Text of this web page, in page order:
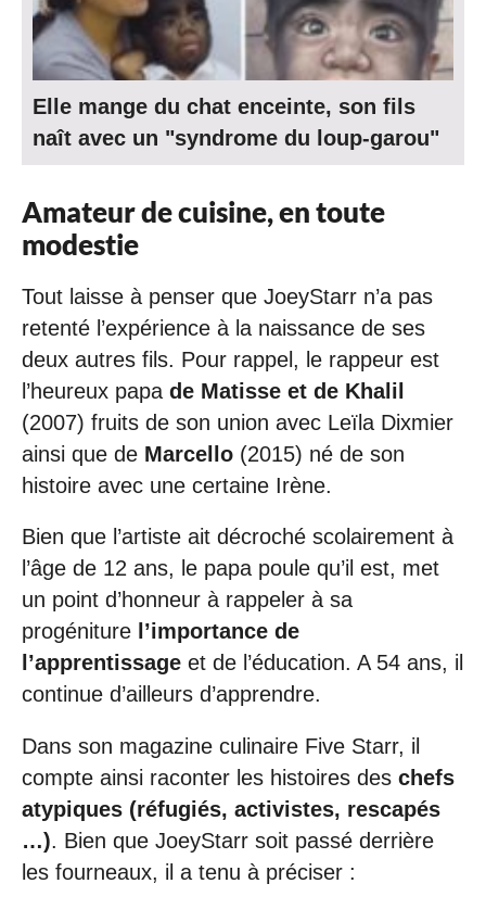
Elle mange du chat enceinte, son fils
naît avec un "syndrome du loup-garou"
Amateur de cuisine, en toute
modestie
Tout laisse à penser que JoeyStarr n’a pas
retenté l’expérience à la naissance de ses
deux autres fils. Pour rappel, le rappeur est
l’heureux papa de Matisse et de Khalil
(2007) fruits de son union avec Leïla Dixmier
ainsi que de Marcello (2015) né de son
histoire avec une certaine Irène.
Bien que l’artiste ait décroché scolairement à
l’âge de 12 ans, le papa poule qu’il est, met
un point d’honneur à rappeler à sa
progéniture l’importance de
l’apprentissage et de l’éducation. A 54 ans, il
continue d’ailleurs d’apprendre.
Dans son magazine culinaire Five Starr, il
compte ainsi raconter les histoires des chefs
atypiques (réfugiés, activistes, rescapés
…). Bien que JoeyStarr soit passé derrière
les fourneaux, il a tenu à préciser :